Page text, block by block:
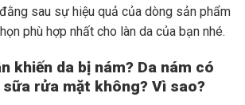
sau sự hiệu quả của dòng sản phẩm
phù hợp nhất cho làn da của bạn nhé.
khiến da bị nám? Da nám có
sữa rửa mặt không? Vì sao?